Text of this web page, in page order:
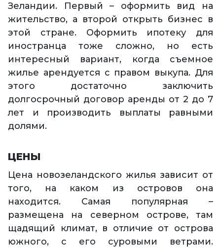
Зеландии. Первый – оформить вид на
жительство, а второй открыть бизнес в
этой стране. Оформить ипотеку для
иностранца тоже сложно, но есть
интересный вариант, когда съемное
жилье арендуется с правом выкупа. Для
этого достаточно заключить
долгосрочный договор аренды от 2 до 7
лет и производить выплаты равными
долями.
ЦЕНЫ
Цена новозеландского жилья зависит от
того, на каком из островов она
находится. Самая популярная –
размещена на северном острове, там
щадящий климат, в отличие от острова
южного, с его суровыми ветрами.